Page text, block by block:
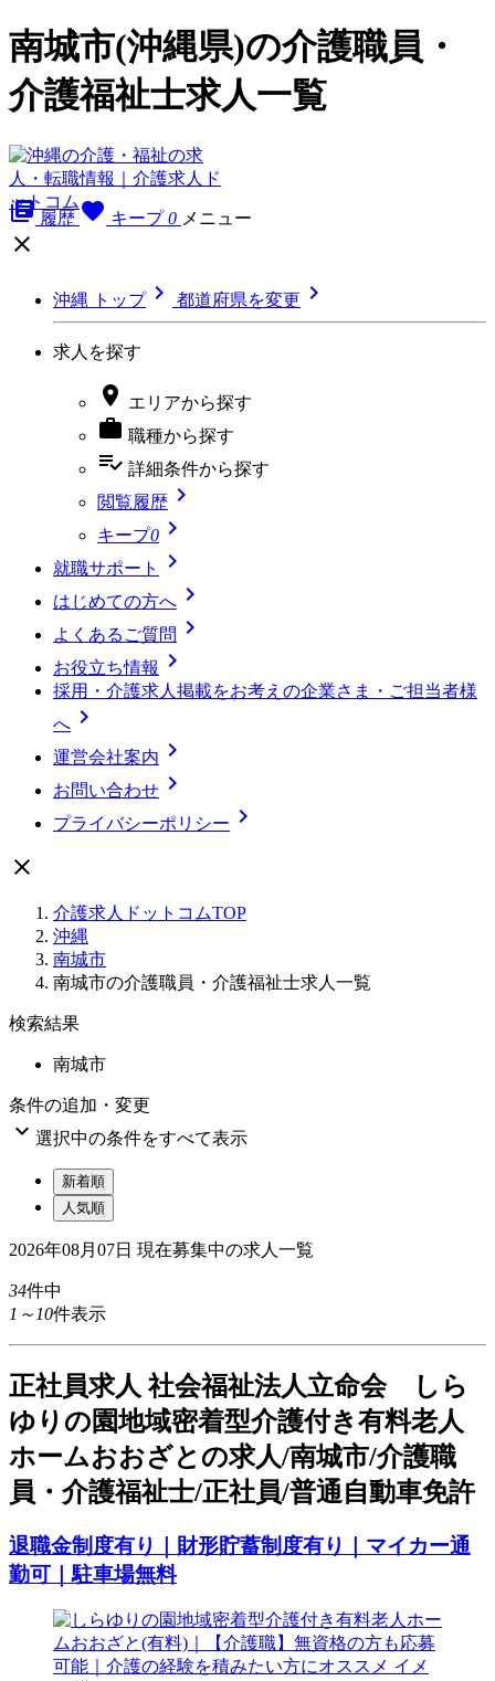
南城市(沖縄県)の介護職員・
介護福祉士求人一覧
library_books 履歴 favorite キープ 0 メニュー

沖縄 トップ 都道府県を変更 
求人を探す
 エリアから探す
 職種から探す
playlist_add_check 詳細条件から探す
閲覧履歴 
キープ0 
就職サポート 
はじめての方へ 
よくあるご質問 
お役立ち情報 
採用・介護求人掲載をお考えの企業さま・ご担当者様
へ 
運営会社案内 
お問い合わせ 
プライバシーポリシー 

介護求人ドットコムTOP
沖縄
南城市
南城市の介護職員・介護福祉士求人一覧
検索結果
南城市
条件の追加・変更
 選択中の条件をすべて表示
新着順
人気順
2026年08月07日 現在募集中の求人一覧
34件中
1～10件表示
正社員求人 社会福祉法人立命会 しら
ゆりの園地域密着型介護付き有料老人
ホームおおざとの求人/南城市/介護職
員・介護福祉士/正社員/普通自動車免許
退職金制度有り｜財形貯蓄制度有り｜マイカー通
勤可｜駐車場無料